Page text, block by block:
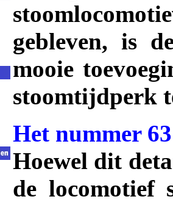
gebleven, is
mooie
stoomtijdperk
Het nummer
Hoewel dit
de locomotief